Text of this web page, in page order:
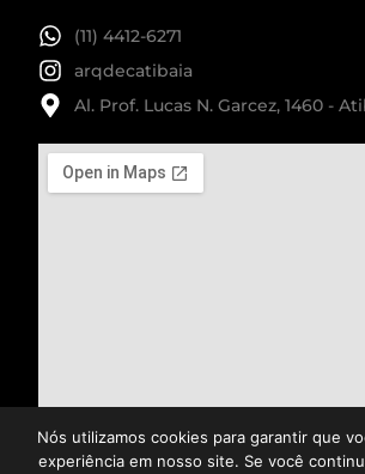
(11) 4412-6271
arqdecatibaia
Al. Prof. Lucas N. Garcez, 1460 -
Nós utilizamos cookies para garantir que
experiência em nosso site. Se você